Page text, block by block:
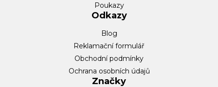
Poukazy
Odkazy
Blog
Reklamační formulář
Obchodní podmínky
Ochrana osobních údajů
Značky